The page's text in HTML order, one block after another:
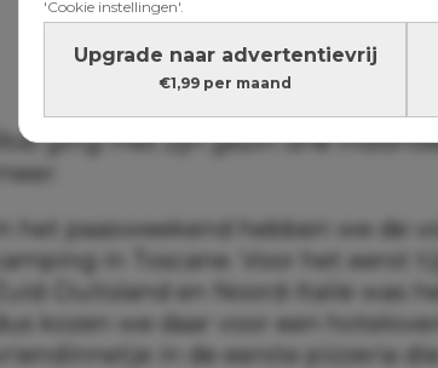
'Cookie instellingen'.
Upgrade naar advertentievrij
€1,99 per maand
Rob ging met zijn gezin drie
meer.
In het paasweekend hebben we de
camping in Toscane. Voor het eerst
Zuid-Duitsland en Noord-Italië was
dus kozen we daar voor een
vriendinnetje in de eerste pizzeria